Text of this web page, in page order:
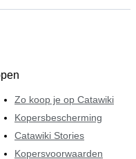
Zo koop je op Catawiki
Kopersbescherming
Catawiki Stories
Kopersvoorwaarden